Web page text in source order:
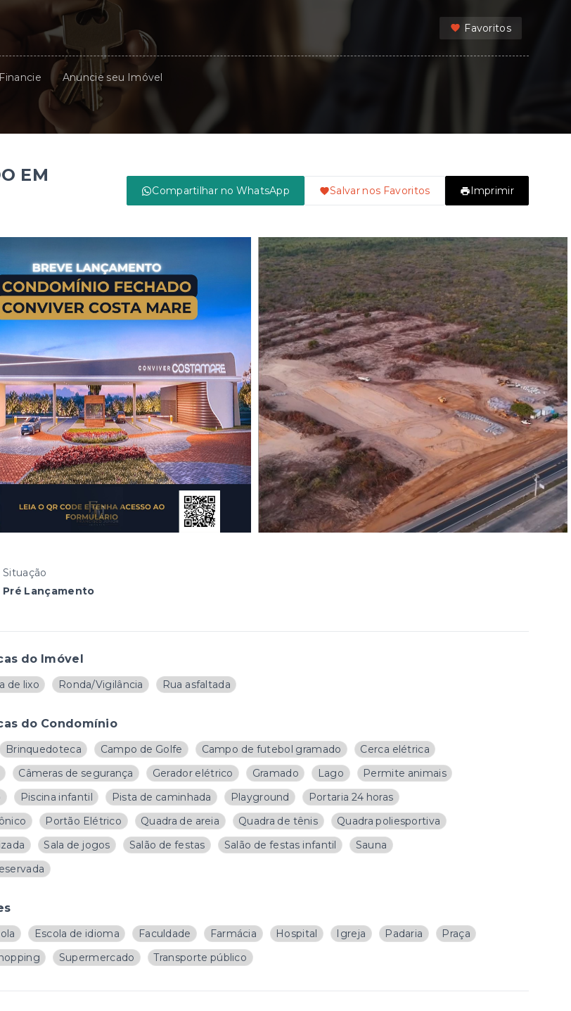
Favoritos
Financie Anuncie seu Imóvel
EM
Compartilhar no WhatsApp Salvar nos Favoritos Imprimir
Situação
Pré Lançamento
do Imóvel
de lixo Ronda/Vigilância Rua asfaltada
do Condomínio
Brinquedoteca Campo de Golfe Campo de futebol gramado
Cerca elétrica
Câmeras de segurança Gerador elétrico Gramado Lago
Permite animais
Piscina infantil Pista de caminhada Playground
Portaria 24 horas
Portão Elétrico Quadra de areia Quadra de tênis
Quadra poliesportiva
Sala de jogos Salão de festas Salão de festas infantil
Sauna
Escola de idioma Faculdade Farmácia Hospital Igreja Padaria
Praça
Supermercado Transporte público